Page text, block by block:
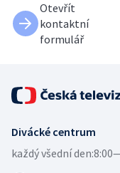
Otevřít
kontaktní
formulář
Divácké centrum
každý všední den: